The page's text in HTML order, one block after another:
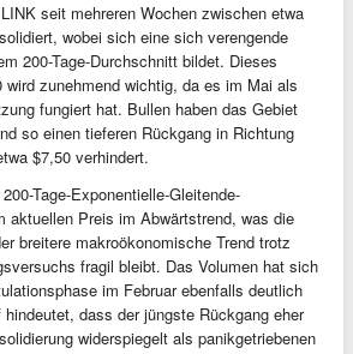
seit mehreren Wochen zwischen etwa
wobei sich eine sich verengende
200-Tage-Durchschnitt bildet. Dieses
wird zunehmend wichtig, da es im Mai als
fungiert hat. Bullen haben das Gebiet
so einen tieferen Rückgang in Richtung
$7,50 verhindert.
Tage-Exponentielle-Gleitende-
aktuellen Preis im Abwärtstrend, was die
breitere makroökonomische Trend trotz
fragil bleibt. Das Volumen hat sich
im Februar ebenfalls deutlich
dass der jüngste Rückgang eher
widerspiegelt als panikgetriebenen